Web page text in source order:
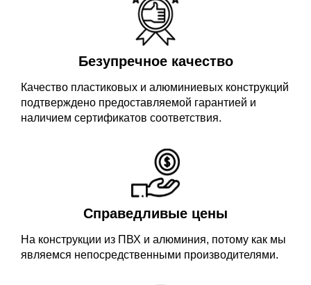
Безупречное качество
Качество пластиковых и алюминиевых конструкций
подтверждено предоставляемой гарантией и
наличием сертификатов соответствия.
Справедливые цены
На конструкции из ПВХ и алюминия, потому как мы
являемся непосредственными производителями.